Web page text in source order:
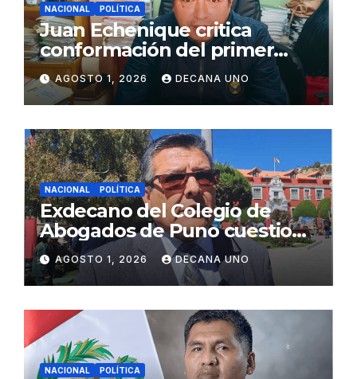
NACIONAL POLÍTICA
Juan Echenique critica
conformación del primer
gabinete ministerial de Keiko
Fujimori
AGOSTO 1, 2026 DECANA UNO
NACIONAL POLÍTICA
Exdecano del Colegio de
Abogados de Puno cuestiona
propuestas sobre seguridad
ciudadana
AGOSTO 1, 2026 DECANA UNO
NACIONAL POLÍTICA